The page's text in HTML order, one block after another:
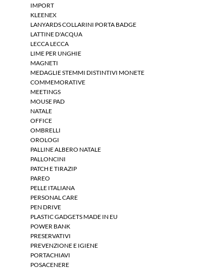
IMPORT
KLEENEX
LANYARDS COLLARINI PORTA BADGE
LATTINE D'ACQUA
LECCA LECCA
LIME PER UNGHIE
MAGNETI
MEDAGLIE STEMMI DISTINTIVI MONETE
COMMEMORATIVE
MEETINGS
MOUSE PAD
NATALE
OFFICE
OMBRELLI
OROLOGI
PALLINE ALBERO NATALE
PALLONCINI
PATCH E TIRAZIP
PAREO
PELLE ITALIANA
PERSONAL CARE
PEN DRIVE
PLASTIC GADGETS MADE IN EU
POWER BANK
PRESERVATIVI
PREVENZIONE E IGIENE
PORTACHIAVI
POSACENERE